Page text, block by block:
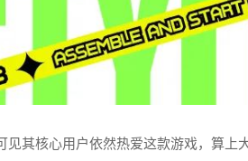
其核心用户依然热爱这款游戏，算上